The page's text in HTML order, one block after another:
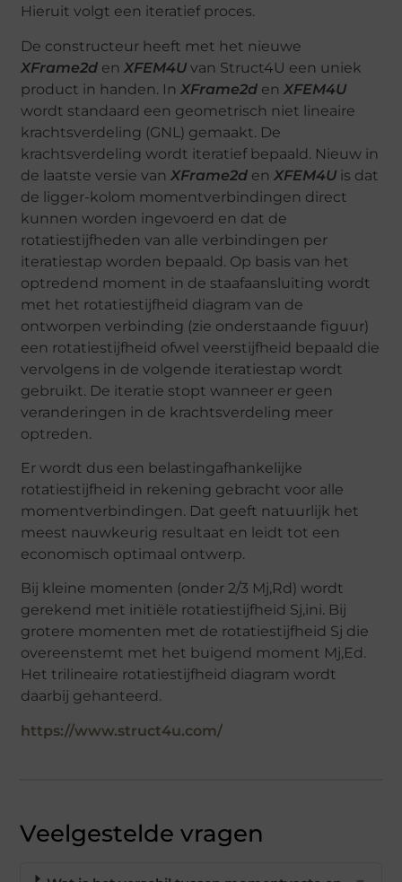
Hieruit volgt een iteratief proces.
De constructeur heeft met het nieuwe
XFrame2d en XFEM4U van Struct4U een uniek
product in handen. In XFrame2d en XFEM4U
wordt standaard een geometrisch niet lineaire
krachtsverdeling (GNL) gemaakt. De
krachtsverdeling wordt iteratief bepaald. Nieuw in
de laatste versie van XFrame2d en XFEM4U is dat
de ligger-kolom momentverbindingen direct
kunnen worden ingevoerd en dat de
rotatiestijfheden van alle verbindingen per
iteratiestap worden bepaald. Op basis van het
optredend moment in de staafaansluiting wordt
met het rotatiestijfheid diagram van de
ontworpen verbinding (zie onderstaande figuur)
een rotatiestijfheid ofwel veerstijfheid bepaald die
vervolgens in de volgende iteratiestap wordt
gebruikt. De iteratie stopt wanneer er geen
veranderingen in de krachtsverdeling meer
optreden.
Er wordt dus een belastingafhankelijke
rotatiestijfheid in rekening gebracht voor alle
momentverbindingen. Dat geeft natuurlijk het
meest nauwkeurig resultaat en leidt tot een
economisch optimaal ontwerp.
Bij kleine momenten (onder 2/3 Mj,Rd) wordt
gerekend met initiële rotatiestijfheid Sj,ini. Bij
grotere momenten met de rotatiestijfheid Sj die
overeenstemt met het buigend moment Mj,Ed.
Het trilineaire rotatiestijfheid diagram wordt
daarbij gehanteerd.
https://www.struct4u.com/
Veelgestelde vragen